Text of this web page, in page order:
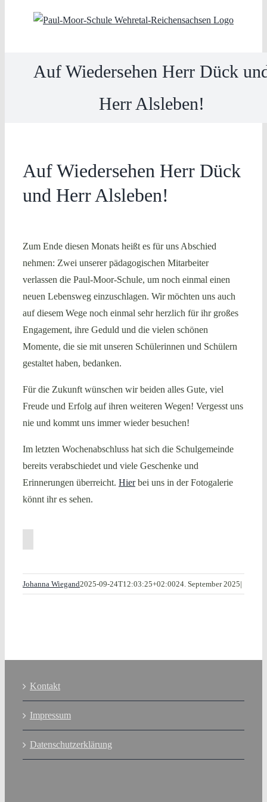
Auf Wiedersehen Herr Dück
Herr Alsleben!
Auf Wiedersehen Herr Dück
und Herr Alsleben!
Zum Ende diesen Monats heißt es für uns Abschied
nehmen: Zwei unserer pädagogischen Mitarbeiter
verlassen die Paul-Moor-Schule, um noch einmal einen
neuen Lebensweg einzuschlagen. Wir möchten uns auch
auf diesem Wege noch einmal sehr herzlich für ihr großes
Engagement, ihre Geduld und die vielen schönen
Momente, die sie mit unseren Schülerinnen und Schülern
gestaltet haben, bedanken.
Für die Zukunft wünschen wir beiden alles Gute, viel
Freude und Erfolg auf ihren weiteren Wegen! Vergesst uns
nie und kommt uns immer wieder besuchen!
Im letzten Wochenabschluss hat sich die Schulgemeinde
bereits verabschiedet und viele Geschenke und
Erinnerungen überreicht. Hierbei uns in der Fotogalerie
könnt ihr es sehen.
Johanna Wiegand2025-09-24T12:03:25+02:0024. September 2025|
Kontakt
Impressum
Datenschutzerklärung